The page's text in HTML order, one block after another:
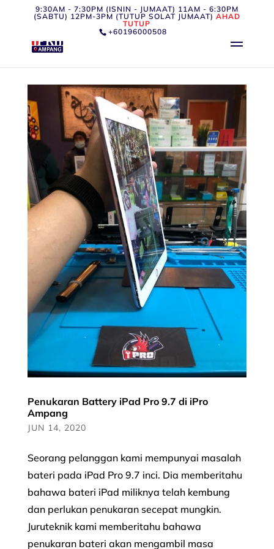
9:30AM - 7:30PM (ISNIN - JUMAAT) 11AM - 6:30PM
(SABTU) 12PM-3PM (TUTUP SOLAT JUMAAT) AHAD
TUTUP
+60196000508
Penukaran Battery iPad Pro 9.7 di iPro
Ampang
JUN 14, 2020
Seorang pelanggan kami mempunyai masalah
bateri pada iPad Pro 9.7 inci. Dia memberitahu
bahawa bateri iPad miliknya telah kembung
dan perlukan penukaran secepat mungkin.
Juruteknik kami memberitahu bahawa
penukaran bateri akan mengambil masa